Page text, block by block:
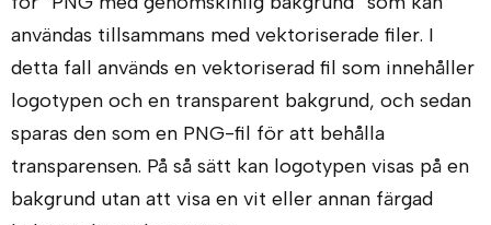
användas tillsammans med vektoriserade filer. I
detta fall används en vektoriserad fil som innehåller
logotypen och en transparent bakgrund, och sedan
sparas den som en PNG-fil för att behålla
transparensen. På så sätt kan logotypen visas på en
bakgrund utan att visa en vit eller annan färgad